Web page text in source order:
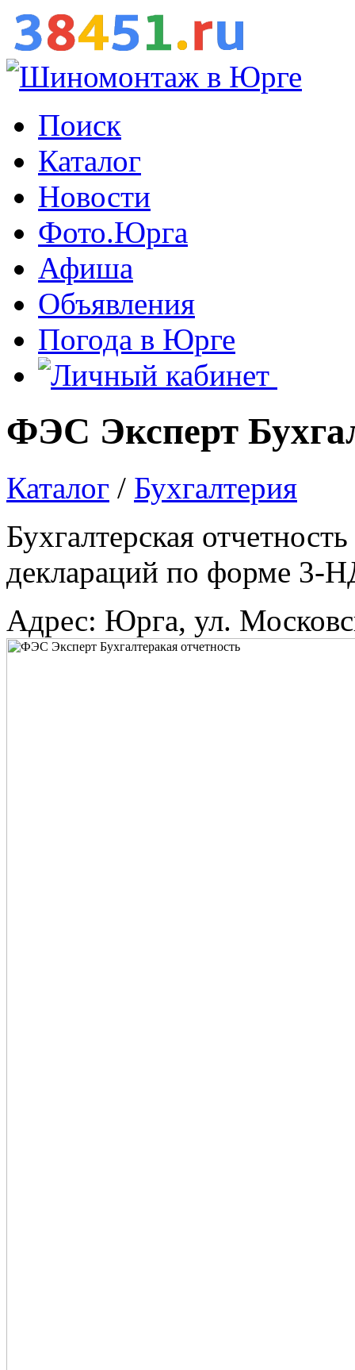
Поиск
Каталог
Новости
Фото.Юрга
Афиша
Объявления
Погода в Юрге
ФЭС Эксперт
Каталог / Бухгалтерия
Бухгалтерская
деклараций по форме
Адрес: Юрга, ул.